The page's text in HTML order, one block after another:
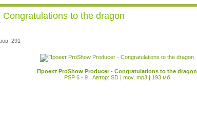
to the dragon
291
Проект ProShow Producer - Congratulations to the dragon
PSP 6 - 9 | Автор: SD | mov, mp3 | 193 мб